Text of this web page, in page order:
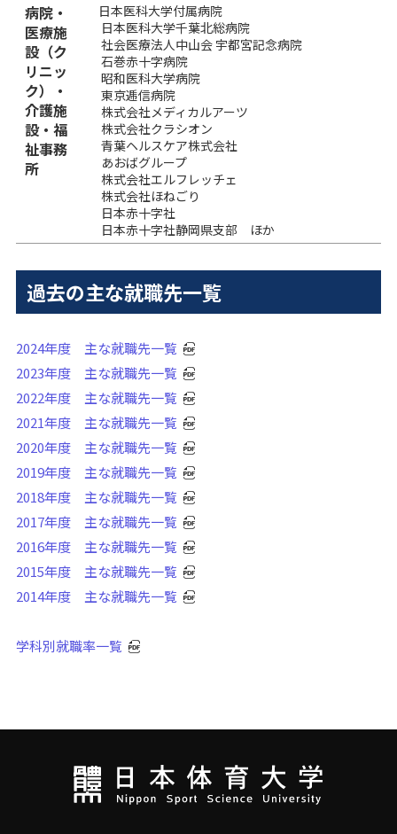
病院・
医療施
設（ク
リニッ
ク）・
介護施
設・福
祉事務
所
日本医科大学付属病院
日本医科大学千葉北総病院
社会医療法人中山会 宇都宮記念病院
石巻赤十字病院
昭和医科大学病院
東京逓信病院
株式会社メディカルアーツ
株式会社クラシオン
青葉ヘルスケア株式会社
あおばグループ
株式会社エルフレッチェ
株式会社ほねごり
日本赤十字社
日本赤十字社静岡県支部 ほか
過去の主な就職先一覧
2024年度 主な就職先一覧
2023年度 主な就職先一覧
2022年度 主な就職先一覧
2021年度 主な就職先一覧
2020年度 主な就職先一覧
2019年度 主な就職先一覧
2018年度 主な就職先一覧
2017年度 主な就職先一覧
2016年度 主な就職先一覧
2015年度 主な就職先一覧
2014年度 主な就職先一覧
学科別就職率一覧